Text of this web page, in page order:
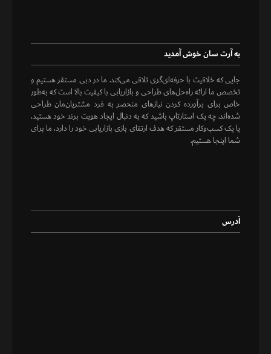
به آرت سان خوش آمدید
جایی که خلاقیت با حرفه‌ای‌گری تلاقی می‌کند. ما در دبی مستقر هستیم و
تخصص ما ارائه راه‌حل‌های طراحی و بازاریابی با کیفیت بالا است که به‌طور
خاص برای برآورده کردن نیازهای منحصر به فرد مشتریان‌مان طراحی
شده‌اند. چه یک استارتاپ باشید که به دنبال ایجاد هویت برند خود هستید،
یا یک کسب‌وکار مستقر که هدف ارتقای بازی بازاریابی خود را دارد، ما برای
شما اینجا هستیم.
آدرس